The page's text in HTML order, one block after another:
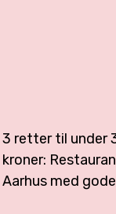
3 retter til under
kroner:
Aarhus med